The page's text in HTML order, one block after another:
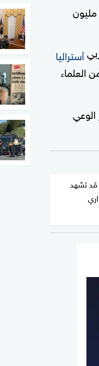
ورصدت ذلك في 2200 نقطة بغرب إفريقيا وأميركا الجنوبية بمساحة إجمالية بلغت 2.4 مليون
أستراليا
من العلماء
الأرصاد البريطانية: 2024 قد تشهد